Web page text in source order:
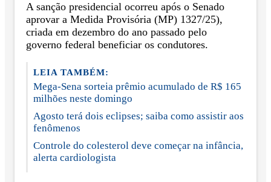
A sanção presidencial ocorreu após o Senado
aprovar a Medida Provisória (MP) 1327/25),
criada em dezembro do ano passado pelo
governo federal beneficiar os condutores.
LEIA TAMBÉM:
Mega-Sena sorteia prêmio acumulado de R$ 165
milhões neste domingo
Agosto terá dois eclipses; saiba como assistir aos
fenômenos
Controle do colesterol deve começar na infância,
alerta cardiologista